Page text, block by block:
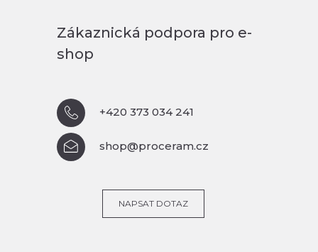
Zákaznická podpora pro e-
shop
+420 373 034 241
shop@proceram.cz
NAPSAT DOTAZ